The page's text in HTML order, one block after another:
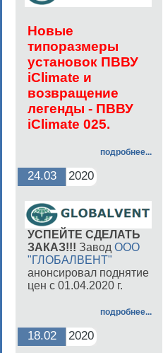
Новые
типоразмеры
установок ПВВУ
iClimate и
возвращение
легенды - ПВВУ
iClimate 025.
подробнее...
24.03 2020
УСПЕЙТЕ СДЕЛАТЬ
ЗАКАЗ!!! Завод ООО
"ГЛОБАЛВЕНТ"
анонсировал поднятие
цен с 01.04.2020 г.
подробнее...
18.02 2020